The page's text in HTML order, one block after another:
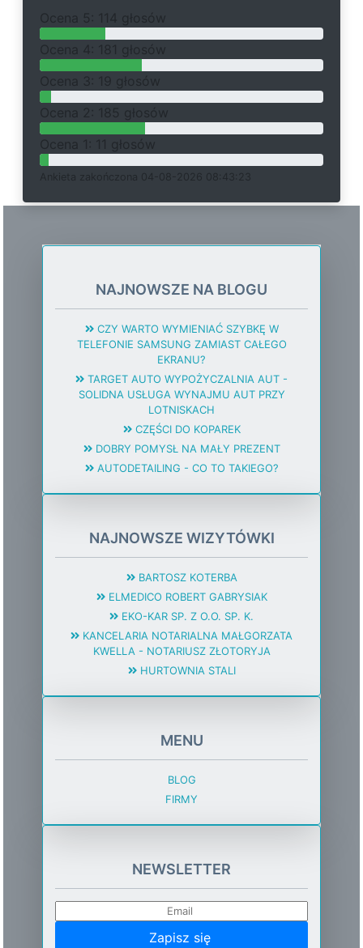
O
a 5: 114 głosów
O
a 4: 181 głosów
O
a 3: 19 głosów
O
a 2: 185 głosów
O
a 1: 11 głosów
Ankieta a a 04-08-2026 08:43:23
NAJNOWSZE NA BLOGU
CZY WARTO WYMIENIAĆ SZYBKĘ W
TELEFONIE SAMSUNG ZAMIAST CAŁEGO
EKRANU?
TARGET AUTO WYPOŻYCZALNIA AUT -
SOLIDNA USŁUGA WYNAJMU AUT PRZY
LOTNISKACH
CZĘŚCI DO KOPAREK
DOBRY POMYSŁ NA MAŁY PREZENT
AUTODETAILING - CO TO TAKIEGO?
NAJNOWSZE WIZYTÓWKI
BARTOSZ KOTERBA
ELMEDICO ROBERT GABRYSIAK
EKO-KAR SP. Z O.O. SP. K.
KANCELARIA NOTARIALNA MAŁGORZATA
KWELLA - NOTARIUSZ ZŁOTORYJA
HURTOWNIA STALI
MENU
BLOG
FIRMY
NEWSLETTER
Zapisz się